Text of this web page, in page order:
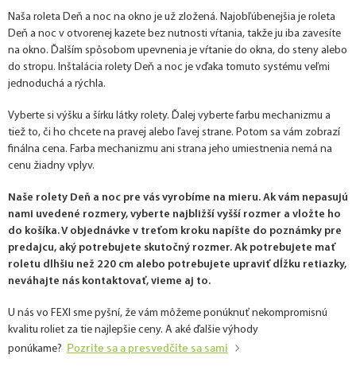
Naša roleta Deň a noc na okno je už zložená. Najobľúbenejšia je roleta
Deň a noc v otvorenej kazete bez nutnosti vŕtania, takže ju iba zavesíte
na okno. Ďalším spôsobom upevnenia je vŕtanie do okna, do steny alebo
do stropu. Inštalácia rolety Deň a noc je vďaka tomuto systému veľmi
jednoduchá a rýchla.
Vyberte si výšku a šírku látky rolety. Ďalej vyberte farbu mechanizmu a
tiež to, či ho chcete na pravej alebo ľavej strane. Potom sa vám zobrazí
finálna cena. Farba mechanizmu ani strana jeho umiestnenia nemá na
cenu žiadny vplyv.
Naše rolety Deň a noc pre vás vyrobíme na mieru. Ak vám nepasujú
nami uvedené rozmery, vyberte najbližší vyšší rozmer a vložte ho
do košíka. V objednávke v treťom kroku napíšte do poznámky pre
predajcu, aký potrebujete skutočný rozmer. Ak potrebujete mať
roletu dlhšiu než 220 cm alebo potrebujete upraviť dĺžku retiazky,
neváhajte nás kontaktovať, vieme aj to.
U nás vo FEXI sme pyšní, že vám môžeme ponúknuť nekompromisnú
kvalitu roliet za tie najlepšie ceny. A aké ďalšie výhody
ponúkame? Pozrite sa a presvedčite sa sami